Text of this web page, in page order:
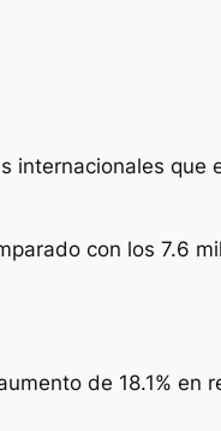
internacionales que
con los 7.6
de 18.1% en